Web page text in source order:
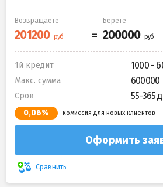
Возвращаете Берете
1й кредит 1000 -
Макс. сумма 600000
Срок 55-365
0,06% комиссия для новых клиентов
Оформить
Сравнить